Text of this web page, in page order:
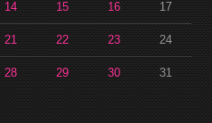
14 15 16 17
21 22 23 24
28 29 30 31